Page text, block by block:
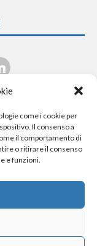
come i cookie per
Il consenso a
il comportamento di
o ritirare il consenso
e funzioni.